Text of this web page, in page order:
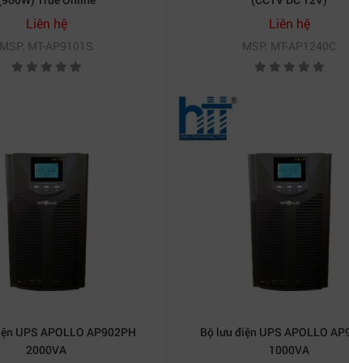
SNMP, giúp người dùng dễ dàng giám sát trạng thái
1500va
tính văn phòng, máy chủ nhỏ, máy chấm công và
việc duy trì nguồn điện liên tục là rất quan trọng.
Liên hệ
MSP: MT-AP9101S
Liên hệ
MSP: MT-AP1240C
UPS APOLLO AP902PH
2000VA
Bộ lưu điện UPS APOLLO
1000VA